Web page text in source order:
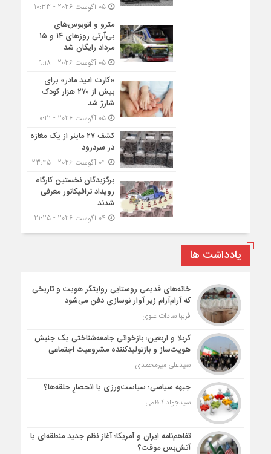
05 آگوست 2026 - 10:33
مترو و اتوبوس‌های
بی‌آرتی روزهای ۱۴ و ۱۵
مرداد رایگان شد
05 آگوست 2026 - 9:18
«کارت امید مادر» برای
بیش از ۲۷۰ هزار کودک
شارژ شد
05 آگوست 2026 - 0:21
کشف ۲۷ ماینر از یک مغازه
در سردرود
برگزیدگان نخستین کارگاه
رویداد ترافیکاتور معرفی
شدند
یادداشت ها
خانه‌های قدیمی روستایی روایتگر هویت و تاریخی
که آرام‌آرام زیر آوار نوسازی دفن می‌شود
فریبا سادات علوی
کربلا و اربعین؛ بازخوانی جامعه‌شناختی یک جنبش
هویت‌ساز و بازتولیدکننده مشروعیت اجتماعی
سیدعلی میرمحمدی
جبهه سیاسی؛ سیاست‌ورزی یا انحصارِ حلقه‌ها؟
سیدجواد کاظمی
تفاهم‌نامه ایران و آمریکا؛ آغاز نظم جدید منطقه‌ای یا
آتش‌بس موقت؟